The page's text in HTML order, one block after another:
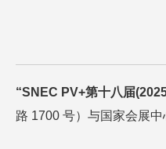
“SNEC PV+第十八届(202
路 1700 号）与国家会展